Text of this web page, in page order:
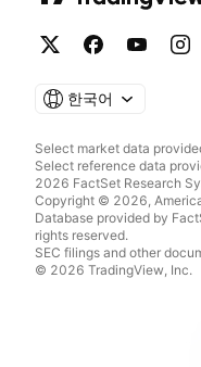
한국어
Select market data
Select reference data
2026 FactSet Research
Copyright © 2026,
Database provided by
rights reserved.
SEC filings and other
© 2026 TradingView, Inc.